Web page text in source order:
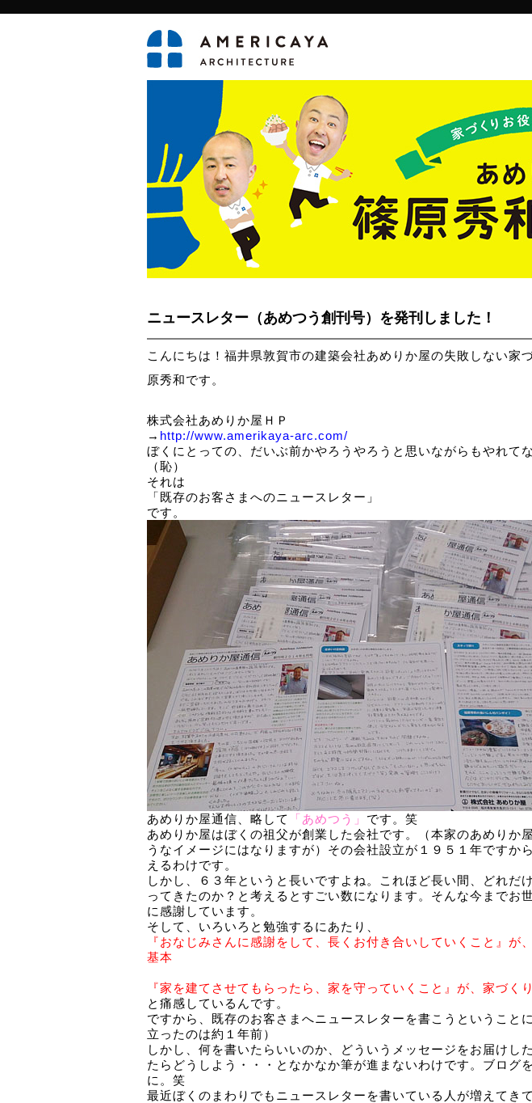
ニュースレター（あめつう創刊号）を発刊しました！
こんにちは！福井県敦賀市の建築会社あめりか屋の失敗しない家
原秀和です。
株式会社あめりか屋ＨＰ
→ http://www.amerikaya-arc.com/
ぼくにとっての、だいぶ前かやろうやろうと思いながらもやれて
（恥）
それは
「既存のお客さまへのニュースレター」
です。
あめりか屋通信、略して 「あめつう」 です。笑
あめりか屋はぼくの祖父が創業した会社です。（本家のあめりか
うなイメージにはなりますが）その会社設立が１９５１年ですか
えるわけです。
しかし、６３年というと長いですよね。これほど長い間、どれだ
ってきたのか？と考えるとすごい数になります。そんな今までお
に感謝しています。
そして、いろいろと勉強するにあたり、
『おなじみさんに感謝をして、長くお付き合いしていくこと』が
基本
『家を建てさせてもらったら、家を守っていくこと』が、家づく
と痛感しているんです。
ですから、既存のお客さまへニュースレターを書こうということ
立ったのは約１年前）
しかし、何を書いたらいいのか、どういうメッセージをお届けし
たらどうしよう・・・となかなか筆が進まないわけです。ブログ
に。笑
最近ぼくのまわりでもニュースレターを書いている人が増えてき